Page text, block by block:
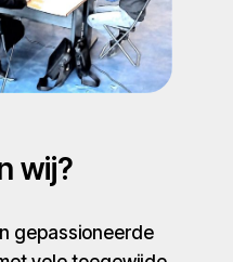
wij?
gepassioneerde